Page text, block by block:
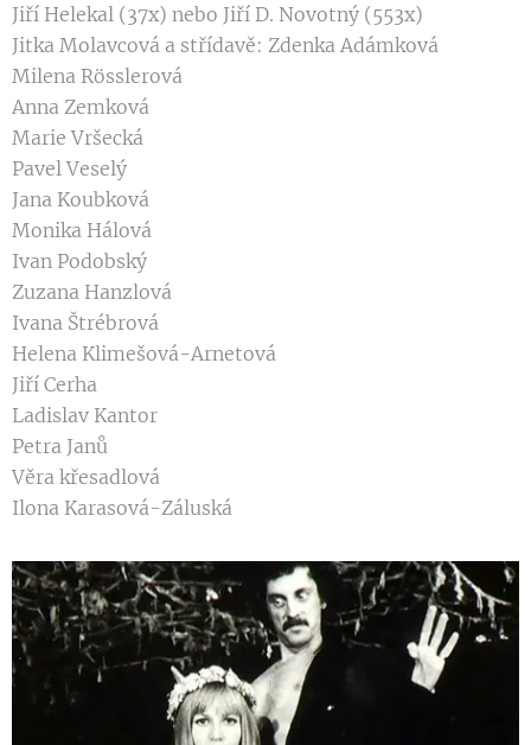
Jiří Helekal (37x) nebo Jiří D. Novotný (553x)
Jitka Molavcová a střídavě: Zdenka Adámková
Milena Rösslerová
Anna Zemková
Marie Vršecká
Pavel Veselý
Jana Koubková
Monika Hálová
Ivan Podobský
Zuzana Hanzlová
Ivana Štrébrová
Helena Klimešová-Arnetová
Jiří Cerha
Ladislav Kantor
Petra Janů
Věra křesadlová
Ilona Karasová-Záluská